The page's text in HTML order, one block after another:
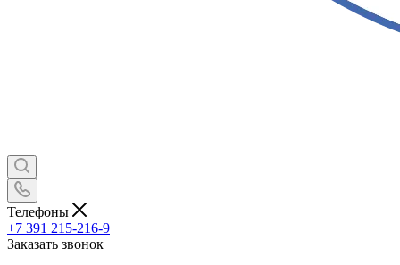
Телефоны
+7 391 215-216-9
Заказать звонок